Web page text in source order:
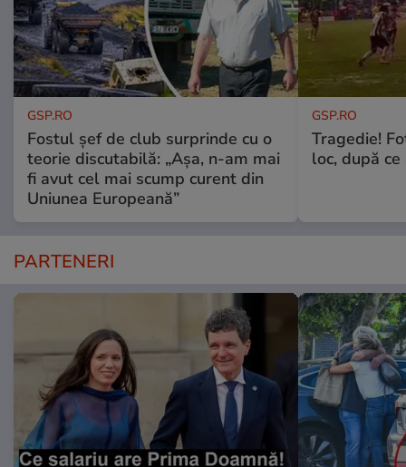
GSP.RO
Fostul șef de club surprinde cu o
teorie discutabilă: „Așa, n-am mai
fi avut cel mai scump curent din
Uniunea Europeană”
GSP.RO
Tragedie!
loc, după
PARTENERI